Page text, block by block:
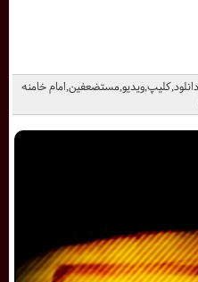
سالروز کودتای 28 مرداد دانلود,کلیپ,ویدیو,مستضعفین,امام خامنه